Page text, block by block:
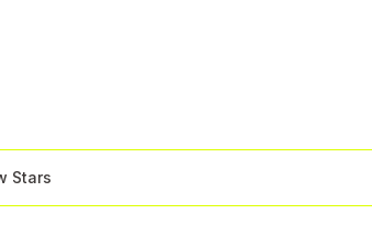
Stars